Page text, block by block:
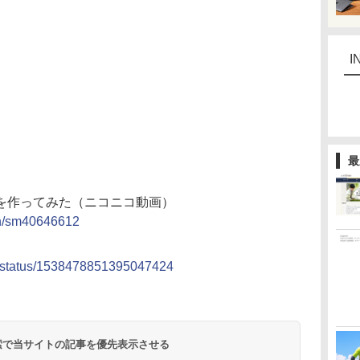
ってみた（ニコニコ動画）
sm40646612
1538478851395047424
当サイトの記事を優先表示させる